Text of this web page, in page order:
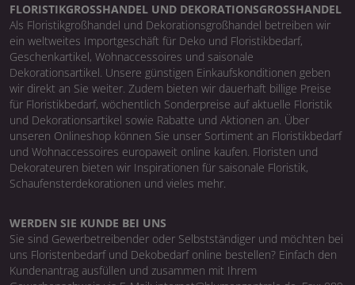
FLORISTIKGROSSHANDEL UND DEKORATIONSGROSSHANDEL
Als Floristikgroßhandel und Dekorationsgroßhandel betreiben wir
ein weltweites Importgeschäft für Deko und Floristikbedarf,
Geschenkartikel, Wohnaccessoires und saisonale
Dekorationsartikel. Unsere günstigen Einkaufskonditionen geben
wir direkt an Sie weiter. Zudem bieten wir dauerhaft billige Preise
für Floristikbedarf, wöchentlich Sonderpreise auf aktuelle Floristik
und Dekorationsartikel sowie Rabatte und Aktionen an. Über
unseren Onlineshop können Sie unser Sortiment an Floristikbedarf
und Wohnaccessoires europaweit online kaufen. Floristen und
Dekorateuren bieten wir Inspirationen für saisonale Floristik,
Schaufensterdekorationen und vieles mehr.
WERDEN SIE KUNDE BEI UNS
Sie sind Gewerbetreibender oder Selbstständiger und möchten bei
uns Floristenbedarf und Dekobedarf online bestellen? Einfach den
Kundenantrag ausfüllen und zusammen mit Ihrem